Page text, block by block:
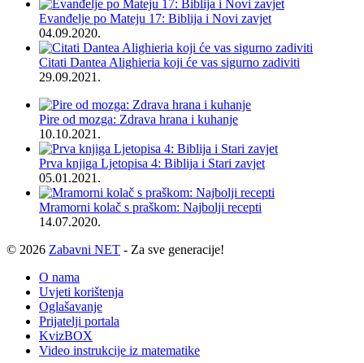
Evanđelje po Mateju 17: Biblija i Novi zavjet
04.09.2020.
Citati Dantea Alighieria koji će vas sigurno zadiviti
29.09.2021.
Pire od mozga: Zdrava hrana i kuhanje
10.10.2021.
Prva knjiga Ljetopisa 4: Biblija i Stari zavjet
05.01.2021.
Mramorni kolač s praškom: Najbolji recepti
14.07.2020.
© 2026 Zabavni NET - Za sve generacije!
O nama
Uvjeti korištenja
Oglašavanje
Prijatelji portala
KvizBOX
Video instrukcije iz matematike